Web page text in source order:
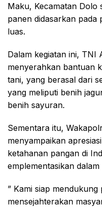
Maku, Kecamatan Dolo
panen didasarkan pada
luas.
Dalam kegiatan ini, TNI
menyerahkan bantuan
tani, yang berasal dari
yang meliputi benih
benih sayuran.
Sementara itu,
menyampaikan
ketahanan pangan di
emplementasikan
” Kami siap
mensejahterakan